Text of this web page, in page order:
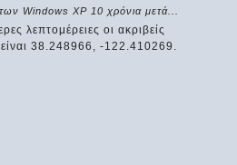
Windows XP 10 χρόνια μετά...
λεπτομέρειες οι ακριβείς
είναι 38.248966, -122.410269.